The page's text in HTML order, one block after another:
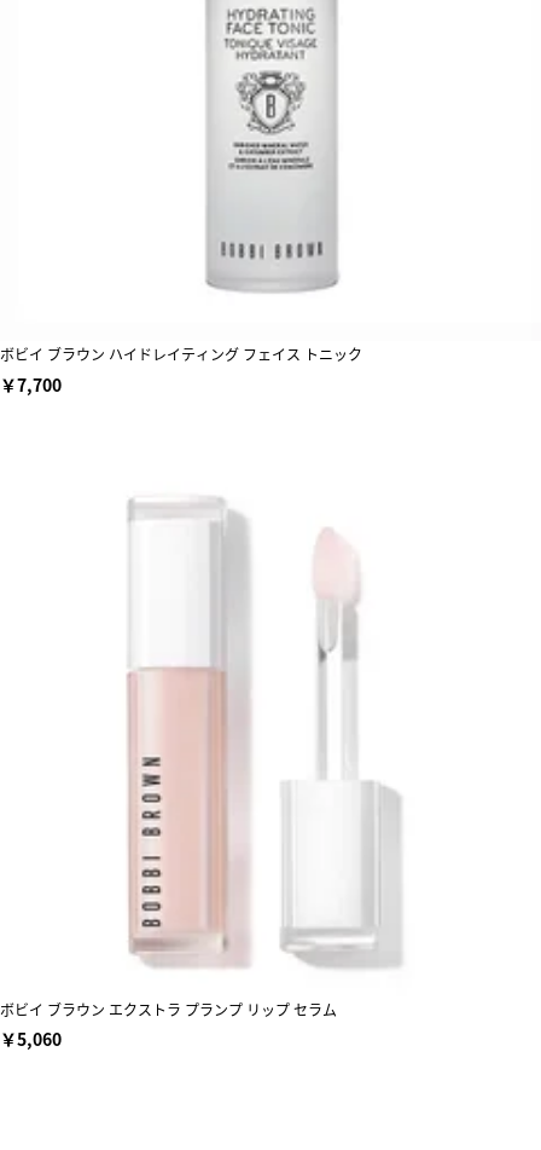
ボビイ ブラウン ハイドレイティング フェイス トニック
￥7,700
ボビイ ブラウン エクストラ プランプ リップ セラム
￥5,060